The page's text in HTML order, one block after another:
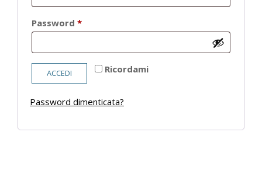
Password *Richiesto
Ricordami
ACCEDI
Password dimenticata?